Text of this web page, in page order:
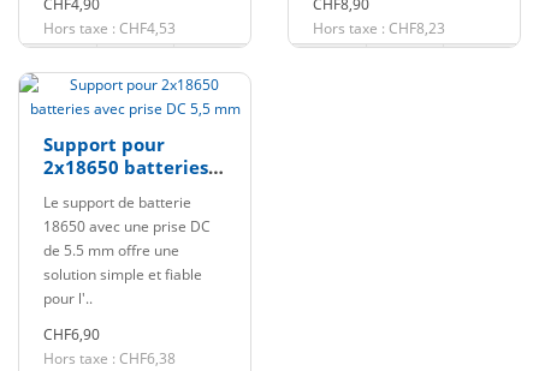
CHF4,90
Hors taxe : CHF4,53
CHF8,90
Hors taxe : CHF8,23
Support pour
2x18650 batteries
mm
Le support de batterie
18650 avec une prise DC
de 5.5 mm offre une
solution simple et fiable
pour l'..
CHF6,90
Hors taxe : CHF6,38